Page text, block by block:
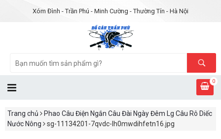
Xóm Đình - Trần Phú - Minh Cường - Thường Tín - Hà Nội
0
Trang chủ
Phao Câu Điện Ngắn Câu Đài Ngày Đêm Lg Câu Rô Diếc
Nước Nông
sg-11134201-7qvdc-lh0mwdihfetn16.jpg